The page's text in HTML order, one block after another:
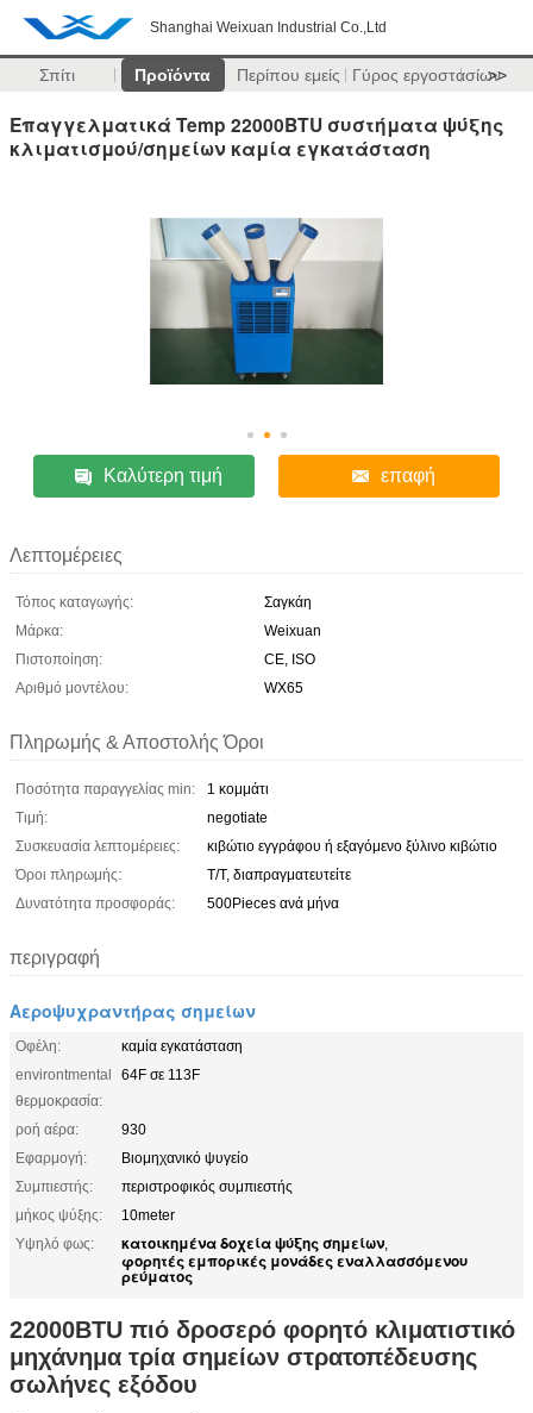
Shanghai Weixuan Industrial Co.,Ltd
Σπίτι Προϊόντα Περίπου εμείς Γύρος εργοστασίων
>>
Επαγγελματικά Temp 22000BTU συστήματα ψύξης
κλιματισμού/σημείων καμία εγκατάσταση
Καλύτερη τιμή επαφή
Λεπτομέρειες
Τόπος καταγωγής:
Σαγκάη
Μάρκα:
Weixuan
Πιστοποίηση:
CE, ISO
Αριθμό μοντέλου:
WX65
Πληρωμής & Αποστολής Όροι
Ποσότητα παραγγελίας min:
1 κομμάτι
Τιμή:
negotiate
Συσκευασία λεπτομέρειες:
κιβώτιο εγγράφου ή εξαγόμενο ξύλινο κιβώτιο
Όροι πληρωμής:
T/T, διαπραγματευτείτε
Δυνατότητα προσφοράς:
500Pieces ανά μήνα
περιγραφή
Αεροψυχραντήρας σημείων
Οφέλη:
καμία εγκατάσταση
environtmental
θερμοκρασία:
64F σε 113F
ροή αέρα:
930
Εφαρμογή:
Βιομηχανικό ψυγείο
Συμπιεστής:
περιστροφικός συμπιεστής
μήκος ψύξης:
10meter
Υψηλό φως:
κατοικημένα δοχεία ψύξης σημείων,
φορητές εμπορικές μονάδες εναλλασσόμενου
ρεύματος
22000BTU πιό δροσερό φορητό κλιματιστικό
μηχάνημα τρία σημείων στρατοπέδευσης
σωλήνες εξόδου